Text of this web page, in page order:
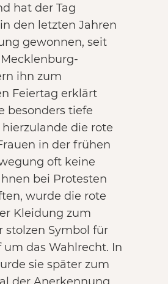
hat der Tag
den letzten Jahren
gewonnen, seit
ihn zum
Feiertag erklärt
besonders tiefe
die rote
in der frühen
oft keine
bei Protesten
wurde die rote
Kleidung zum
stolzen Symbol für
um das Wahlrecht. In
sie später zum
der Anerkennung